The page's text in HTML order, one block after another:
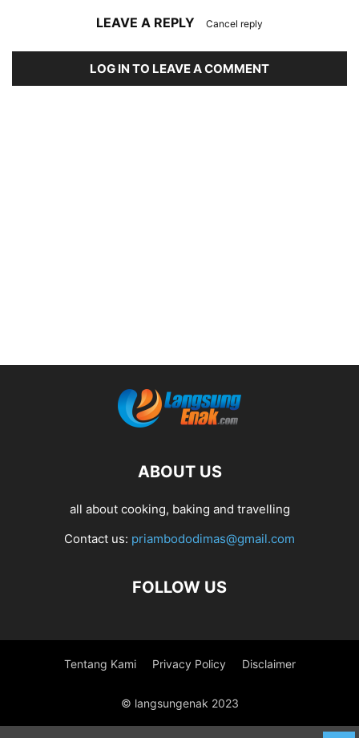
LEAVE A REPLY Cancel reply
LOG IN TO LEAVE A COMMENT
ABOUT US
all about cooking, baking and travelling
Contact us: priambododimas@gmail.com
FOLLOW US
Tentang Kami Privacy Policy Disclaimer
© langsungenak 2023